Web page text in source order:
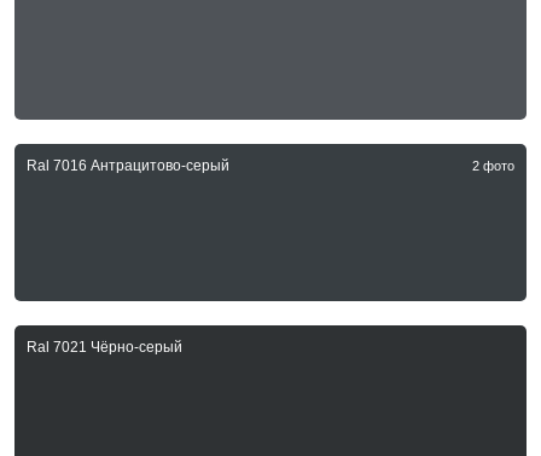
Ral 7016 Антрацитово-серый 2 фото
Ral 7021 Чёрно-серый